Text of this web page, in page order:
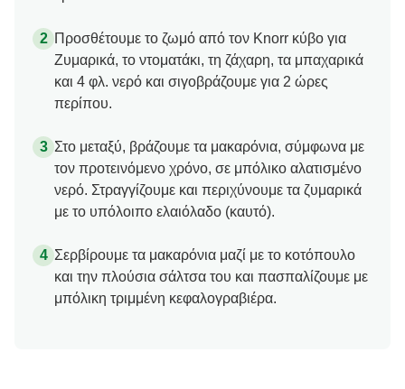
Προσθέτουμε το ζωμό από τον Knorr κύβο για
Ζυμαρικά, το ντοματάκι, τη ζάχαρη, τα μπαχαρικά
και 4 φλ. νερό και σιγοβράζουμε για 2 ώρες
περίπου.
Στο μεταξύ, βράζουμε τα μακαρόνια, σύμφωνα με
τον προτεινόμενο χρόνο, σε μπόλικο αλατισμένο
νερό. Στραγγίζουμε και περιχύνουμε τα ζυμαρικά
με το υπόλοιπο ελαιόλαδο (καυτό).
Σερβίρουμε τα μακαρόνια μαζί με το κοτόπουλο
και την πλούσια σάλτσα του και πασπαλίζουμε με
μπόλικη τριμμένη κεφαλογραβιέρα.